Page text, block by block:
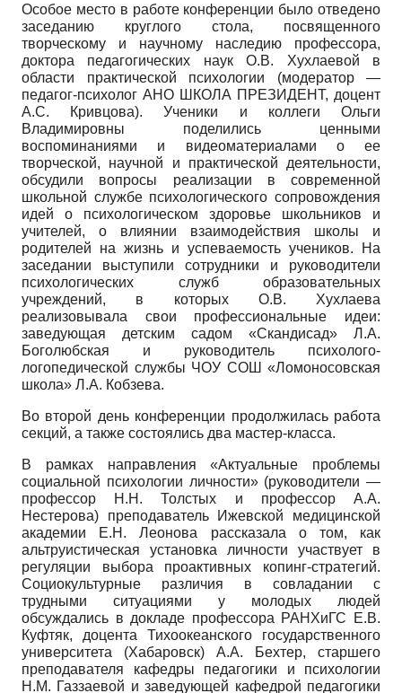
Особое место в работе конференции было отведено
заседанию круглого стола, посвященного
творческому и научному наследию профессора,
доктора педагогических наук О.В. Хухлаевой в
области практической психологии (модератор —
педагог-психолог АНО ШКОЛА ПРЕЗИДЕНТ, доцент
А.С. Кривцова). Ученики и коллеги Ольги
Владимировны поделились ценными
воспоминаниями и видеоматериалами о ее
творческой, научной и практической деятельности,
обсудили вопросы реализации в современной
школьной службе психологического сопровождения
идей о психологическом здоровье школьников и
учителей, о влиянии взаимодействия школы и
родителей на жизнь и успеваемость учеников. На
заседании выступили сотрудники и руководители
психологических служб образовательных
учреждений, в которых О.В. Хухлаева
реализовывала свои профессиональные идеи:
заведующая детским садом «Скандисад» Л.А.
Боголюбская и руководитель психолого-
логопедической службы ЧОУ СОШ «Ломоносовская
школа» Л.А. Кобзева.
Во второй день конференции продолжилась работа
секций, а также состоялись два мастер-класса.
В рамках направления «Актуальные проблемы
социальной психологии личности» (руководители —
профессор Н.Н. Толстых и профессор А.А.
Нестерова) преподаватель Ижевской медицинской
академии Е.Н. Леонова рассказала о том, как
альтруистическая установка личности участвует в
регуляции выбора проактивных копинг-стратегий.
Социокультурные различия в совладании с
трудными ситуациями у молодых людей
обсуждались в докладе профессора РАНХиГС Е.В.
Куфтяк, доцента Тихоокеанского государственного
университета (Хабаровск) А.А. Бехтер, старшего
преподавателя кафедры педагогики и психологии
Н.М. Газзаевой и заведующей кафедрой педагогики